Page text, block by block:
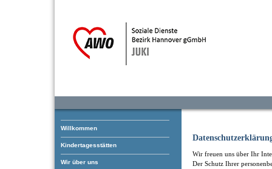
Willkommen
Kindertagesstätten
Wir über uns
Wir freuen uns über Ihr
Der Schutz Ihrer